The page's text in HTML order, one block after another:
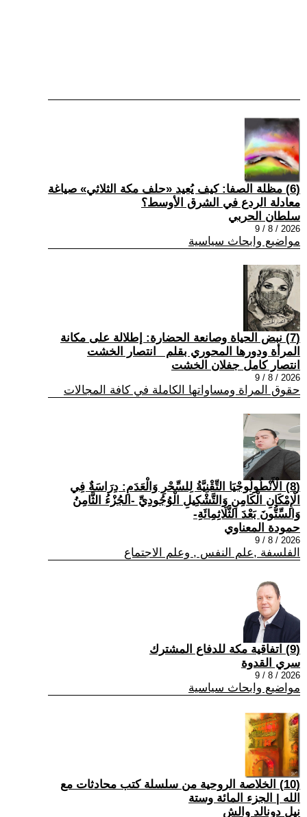
(6) مظلة الصفا: كيف يُعيد «حلف مكة الثلاثي» صياغة
معادلة الردع في الشرق الأوسط؟
سلطان الحربي
2026 / 8 / 9
مواضيع وابحاث سياسية
(7) نبض الحياة وصانعة الحضارة: إطلالة على مكانة
المرأة ودورها المحوري بقلم _انتصار الخشت
انتصار كامل جفلان الخشت
2026 / 8 / 9
حقوق المراة ومساواتها الكاملة في كافة المجالات
(8) الْأَنْطُولُوجْيَا التِّقْنِيَّةُ لِلسِّحْرِ وَالْعَدَمِ: دِرَاسَةٌ فِي
الْإِمْكَانِ الْكَامِنِ وَالتَّشْكِيلِ الْوُجُودِيِّ -الجُزْءُ الثَّامِنُ
وَالسِّتُّونَ بَعْدَ الثَّلَاثِمِائَةِ-
حمودة المعناوي
2026 / 8 / 9
الفلسفة ,علم النفس , وعلم الاجتماع
(9) اتفاقية مكة للدفاع المشترك
سري القدوة
2026 / 8 / 9
مواضيع وابحاث سياسية
(10) الخلاصة الروحية من سلسلة كتب محادثات مع
الله | الجزء المائة وستة
نيل دونالد والش